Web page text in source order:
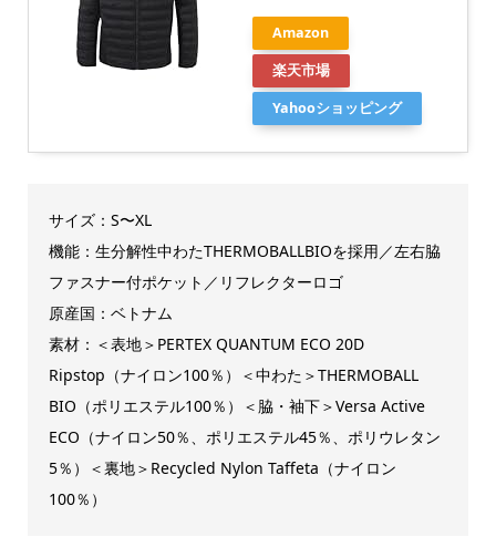
Amazon
楽天市場
Yahooショッピング
サイズ：S〜XL
機能：生分解性中わたTHERMOBALLBIOを採用／左右脇
ファスナー付ポケット／リフレクターロゴ
原産国：ベトナム
素材：＜表地＞PERTEX QUANTUM ECO 20D
Ripstop（ナイロン100％）＜中わた＞THERMOBALL
BIO（ポリエステル100％）＜脇・袖下＞Versa Active
ECO（ナイロン50％、ポリエステル45％、ポリウレタン
5％）＜裏地＞Recycled Nylon Taffeta（ナイロン
100％）